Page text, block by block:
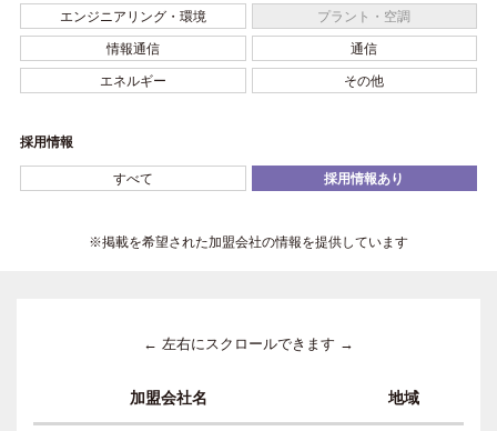
エンジニアリング・環境 プラント・空調
情報通信 通信
エネルギー その他
採用情報
すべて 採用情報あり
※掲載を希望された加盟会社の情報を提供しています
← 左右にスクロールできます →
加盟会社名 地域